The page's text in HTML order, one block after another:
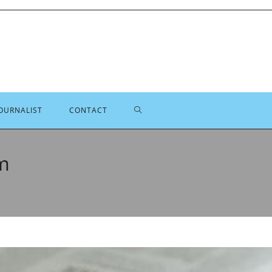
CONTACT TOGGLE